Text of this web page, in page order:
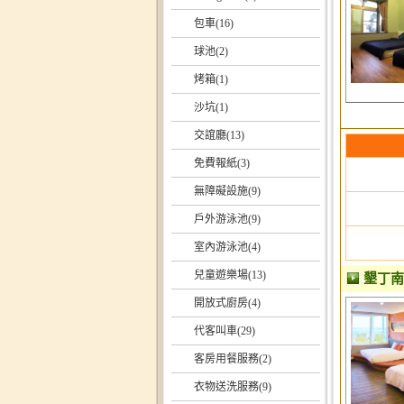
包車(16)
球池(2)
烤箱(1)
沙坑(1)
交誼廳(13)
免費報紙(3)
無障礙設施(9)
戶外游泳池(9)
室內游泳池(4)
兒童遊樂場(13)
開放式廚房(4)
代客叫車(29)
客房用餐服務(2)
衣物送洗服務(9)
墾丁